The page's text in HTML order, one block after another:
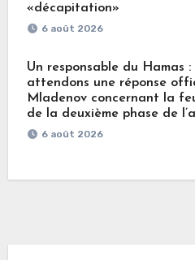
«décapitation»
6 août 2026
Un responsable du Hamas :
attendons une réponse
Mladenov concernant la
de la deuxième phase de
6 août 2026